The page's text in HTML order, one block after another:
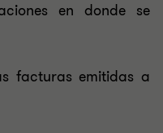
en donde se
facturas emitidas a